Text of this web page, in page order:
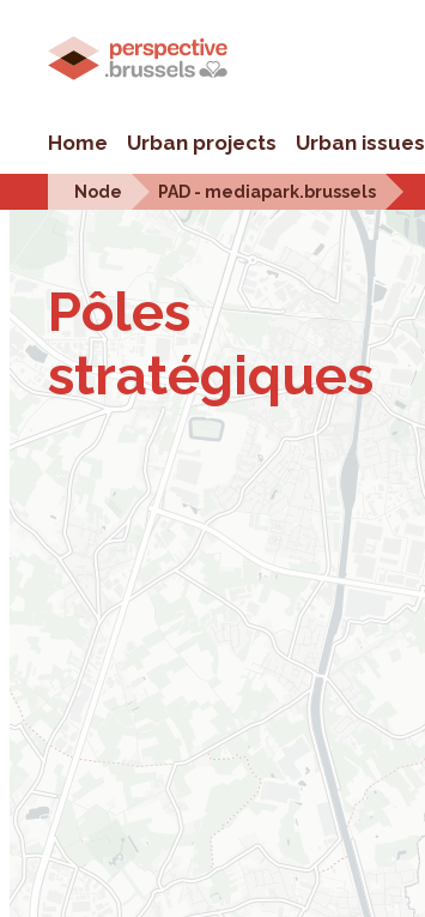
Home Urban projects Urban issues
Node PAD - mediapark.brussels
Pôles
stratégiques